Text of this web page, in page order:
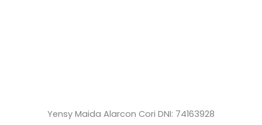
Yensy Maida Alarcon Cori DNI: 74163928